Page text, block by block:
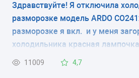
Здравствуйте! Я отключила
разморозке модель ARDO
разморозке я вкл. и у меня
холодильника красная
холод.есть клавиша,которая
11009 4,7